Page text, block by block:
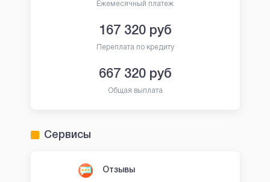
Ежемесячный платеж
167 320руб
Переплата по кредиту
667 320руб
Общая выплата
Сервисы
Отзывы